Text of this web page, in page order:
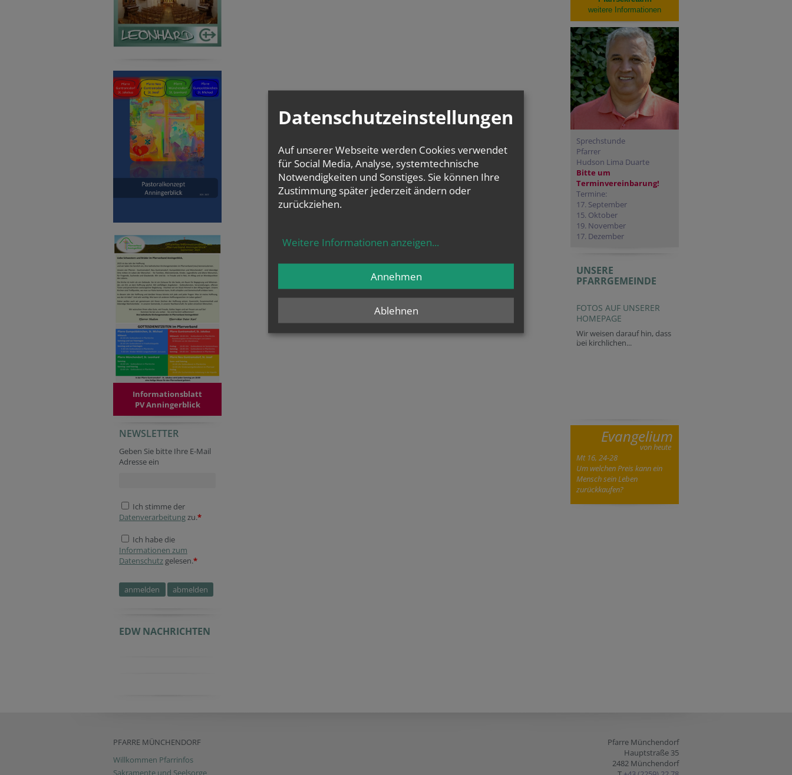
Informationsblatt
PV Anningerblick
NEWSLETTER
Geben Sie bitte Ihre E-Mail
Adresse ein
Ich stimme der
Datenverarbeitungzu.*
Ich habe die
Informationen zum
Datenschutz gelesen.*
EDW NACHRICHTEN
weitere Informationen
Sprechstunde
Pfarrer
Hudson Lima Duarte
Bitte um
Terminvereinbarung!
Termine:
17. September
15. Oktober
19. November
17. Dezember
UNSERE
PFARRGEMEINDE
FOTOS AUF UNSERER
HOMEPAGE
Wir weisen darauf hin, dass
bei kirchlichen...
Evangelium
von heute
Mt 16, 24-28
Um welchen Preis kann ein
Mensch sein Leben
zurückkaufen?
PFARRE MÜNCHENDORF
Willkommen Pfarrinfos
Sakramente und Seelsorge
Pfarre Münchendorf
Hauptstraße 35
2482 Münchendorf
Datenschutzeinstellungen
Auf unserer Webseite werden Cookies verwendet
für Social Media, Analyse, systemtechnische
Notwendigkeiten und Sonstiges. Sie können Ihre
Zustimmung später jederzeit ändern oder
zurückziehen.
Weitere Informationen anzeigen...
Ablehnen
Annehmen